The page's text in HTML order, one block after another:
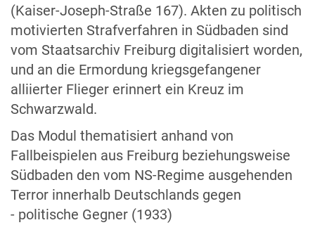
(Kaiser-Joseph-Straße 167). Akten zu politisch
motivierten Strafverfahren in Südbaden sind
vom Staatsarchiv Freiburg digitalisiert worden,
und an die Ermordung kriegsgefangener
alliierter Flieger erinnert ein Kreuz im
Schwarzwald.
Das Modul thematisiert anhand von
Fallbeispielen aus Freiburg beziehungsweise
Südbaden den vom NS-Regime ausgehenden
Terror innerhalb Deutschlands gegen
- politische Gegner (1933)